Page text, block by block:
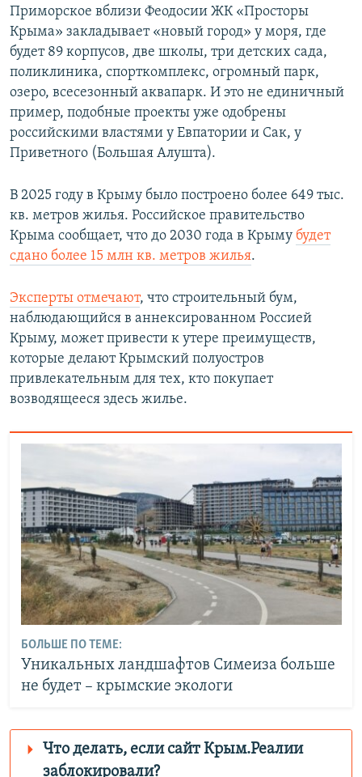
Приморское вблизи Феодосии ЖК «Просторы
Крыма» закладывает «новый город» у моря, где
будет 89 корпусов, две школы, три детских сада,
поликлиника, спорткомплекс, огромный парк,
озеро, всесезонный аквапарк. И это не единичный
пример, подобные проекты уже одобрены
российскими властями у Евпатории и Сак, у
Приветного (Большая Алушта).
В 2025 году в Крыму было построено более 649 тыс.
кв. метров жилья. Российское правительство
Крыма сообщает, что до 2030 года в Крыму будет
сдано более 15 млн кв. метров жилья.
Эксперты отмечают, что строительный бум,
наблюдающийся в аннексированном Россией
Крыму, может привести к утере преимуществ,
которые делают Крымский полуостров
привлекательным для тех, кто покупает
возводящееся здесь жилье.
БОЛЬШЕ ПО ТЕМЕ:
Уникальных ландшафтов Симеиза больше
не будет – крымские экологи
Что делать, если сайт Крым.Реалии
заблокировали?